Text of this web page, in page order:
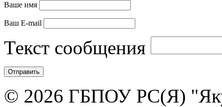
Ваше имя
Ваш E-mail
Текст сообщения
© 2026 ГБПОУ РС(Я)